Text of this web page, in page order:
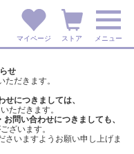
マイページ ストア メニュー
せ
だきます。
につきましては、
ただきます。
お問い合わせにつきましても、
ざいます。
さいますようお願い申し上げま